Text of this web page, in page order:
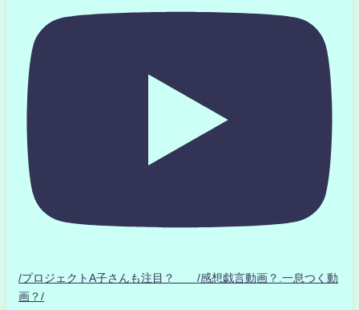
/プロジェクトA子さんも注目？ /感想戯言動画？.一息つく動
画？/